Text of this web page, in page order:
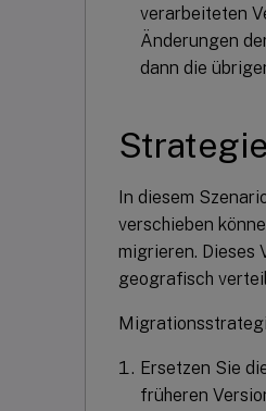
verarbeiteten
Änderungen
dann die
In diesem
verschieben
migrieren. Dieses
geografisch
Ersetzen Sie
früheren